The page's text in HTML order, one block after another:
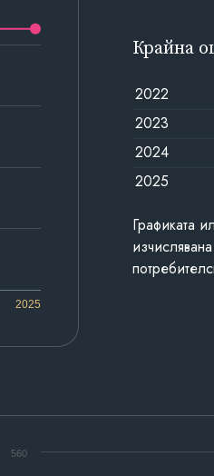
2025
Крайна
2022
2023
2024
2025
Графиката
560